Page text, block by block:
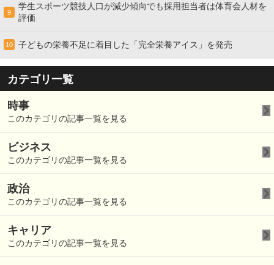
9
学生スポーツ競技人口が減少傾向でも採用担当者は体育会人材を
評価
10 子どもの栄養不足に着目した「完全栄養アイス」を発売
カテゴリ一覧
時事
このカテゴリの記事一覧を見る
ビジネス
このカテゴリの記事一覧を見る
政治
このカテゴリの記事一覧を見る
キャリア
このカテゴリの記事一覧を見る